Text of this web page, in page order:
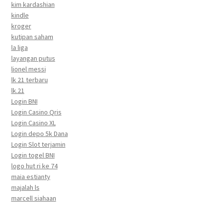
kim kardashian
kindle
kroger
kutipan saham
la liga
layangan putus
lionel messi
lk 21 terbaru
lk.21
Login BNI
Login Casino Qris
Login Casino XL
Login depo 5k Dana
Login Slot terjamin
Login togel BNI
logo hut ri ke 74
maia estianty
majalah ls
marcell siahaan